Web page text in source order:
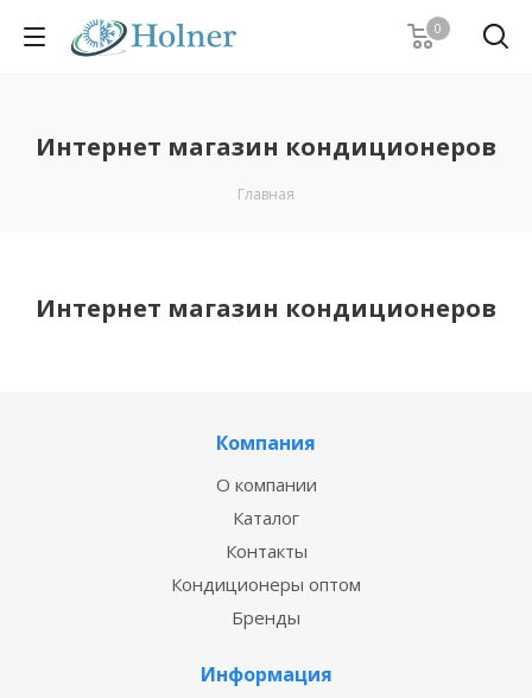
0
Интернет магазин кондиционеров
Главная
Интернет магазин кондиционеров
Компания
О компании
Каталог
Контакты
Кондиционеры оптом
Бренды
Информация